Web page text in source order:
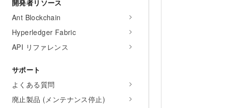
開発者リソース
Ant Blockchain
Hyperledger Fabric
API リファレンス
サポート
よくある質問
廃止製品 (メンテナンス停止)